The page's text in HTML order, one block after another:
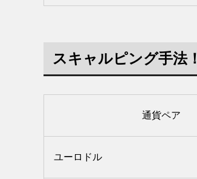
スキャルピング手法！
通貨ペア
ユーロドル